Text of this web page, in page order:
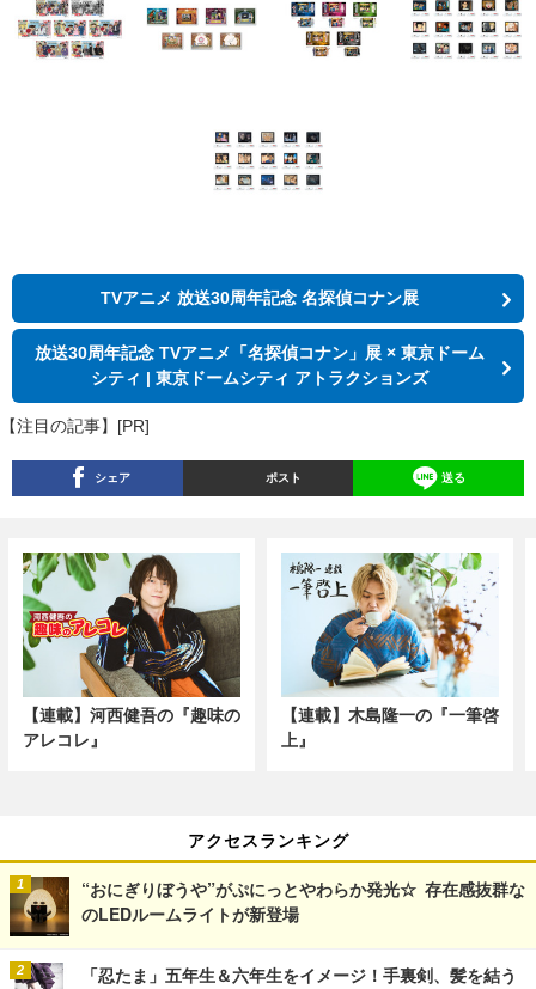
TVアニメ 放送30周年記念 名探偵コナン展
放送30周年記念 TVアニメ「名探偵コナン」展 × 東京ドーム
シティ | 東京ドームシティ アトラクションズ
【注目の記事】[PR]
シェア ポスト 送る
【連載】河西健吾の『趣味の
アレコレ』
【連載】木島隆一の『一筆啓
上』
アクセスランキング
“おにぎりぼうや”がぷにっとやわらか発光☆ 存在感抜群な
のLEDルームライトが新登場
「忍たま」五年生＆六年生をイメージ！手裏剣、髪を結う